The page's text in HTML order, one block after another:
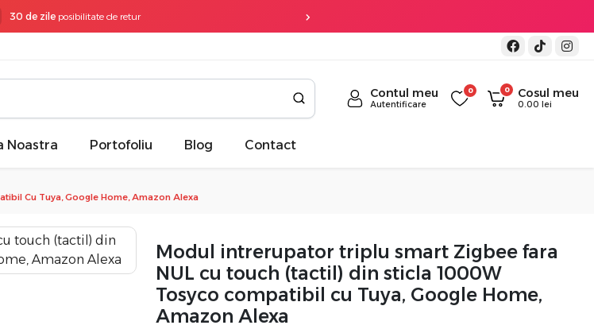
3 ani garantiela toate produsele
Contul meu
Autentificare
0 0 Cosul meu
0.00 lei
Noastra Portofoliu Blog Contact
Cu Tuya, Google Home, Amazon Alexa
​​Modul intrerupator triplu smart Zigbee fara
NUL cu touch (tactil) din sticla 1000W
Tosyco compatibil cu Tuya, Google Home,
Amazon Alexa